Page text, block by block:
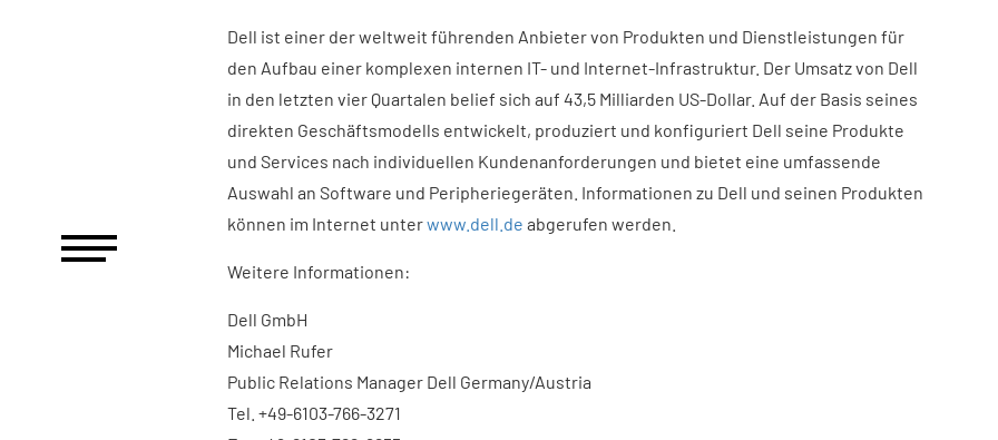
Dell ist einer der weltweit führenden Anbieter von Produkten und Dienstleistungen für
den Aufbau einer komplexen internen IT- und Internet-Infrastruktur. Der Umsatz von Dell
in den letzten vier Quartalen belief sich auf 43,5 Milliarden US-Dollar. Auf der Basis seines
direkten Geschäftsmodells entwickelt, produziert und konfiguriert Dell seine Produkte
und Services nach individuellen Kundenanforderungen und bietet eine umfassende
Auswahl an Software und Peripheriegeräten. Informationen zu Dell und seinen Produkten
können im Internet unterwww.dell.de abgerufen werden.
Weitere Informationen:
Dell GmbH
Michael Rufer
Public Relations Manager Dell Germany/Austria
Tel. +49-6103-766-3271